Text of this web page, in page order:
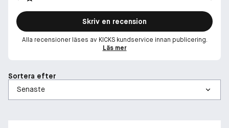
Skriv en recension
Alla recensioner läses av KICKS kundservice innan publicering.
Läs mer
Sortera efter